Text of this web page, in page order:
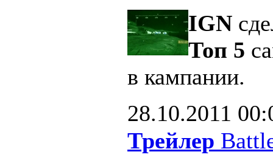
IGN
Топ 5
в кампании.
28.10.2011
Трейлер